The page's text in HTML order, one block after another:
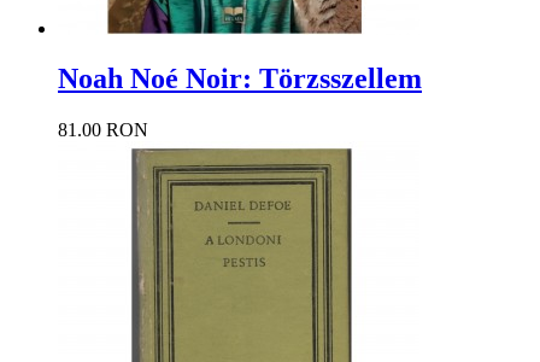
Noah Noé Noir: Törzsszellem
81.00 RON